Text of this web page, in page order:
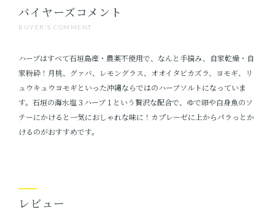
BUYER'S COMMENT
バイヤーズコメント
ハーブはすべて石垣島産・農薬不使用で、なんと手摘み、自家乾燥・自
家粉砕！月桃、グァバ、レモングラス、オオイタビカズラ、ヨモギ、リ
ュウキュウヨモギといった沖縄ならではのハーブソルトになっていま
す。石垣の海水塩３ハーブ１という贅沢な配合で、ゆで卵や白身魚のソ
テーにかけると一気におしゃれな味に！カプレーゼに上からパラっとか
けるのがおすすめです。
レビュー